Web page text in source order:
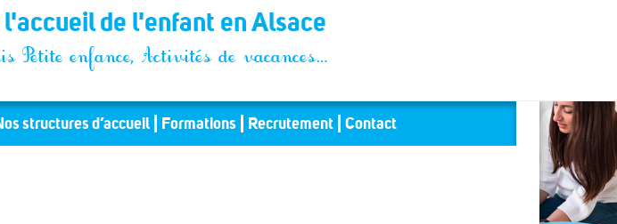
de l'enfant en Alsace
Petite enfance, Activités de vacances…
structures d’accueil Formations Recrutement Contact